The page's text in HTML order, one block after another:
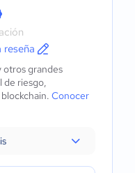
reseña
otros grandes
de riesgo,
Conocer